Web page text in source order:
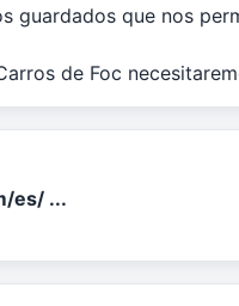
guardados que nos
de Foc
es/ ...